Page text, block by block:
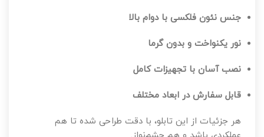
جنس نئون فلکسی با دوام بالا
نور یکنواخت و بدون گرما
نصب آسان با تجهیزات کامل
قابل سفارش در ابعاد مختلف
هر جزئیات از این تابلو، با دقت طراحی شده تا هم